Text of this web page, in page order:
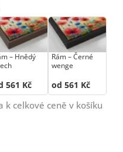
–⁠⁠⁠⁠⁠⁠ Hnědý
561 Kč
Rám –⁠⁠⁠⁠⁠⁠ Černé
wenge
od 561 Kč
celkové ceně v košíku